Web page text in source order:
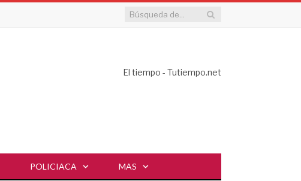
El tiempo - Tutiempo.net
POLICIACA MAS